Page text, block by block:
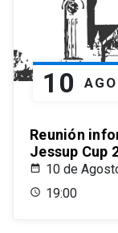
10 AGO
Reunión
Jessup Cup
10 de
19:00